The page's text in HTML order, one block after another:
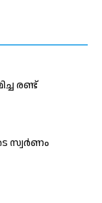
രണ്ട്
സ്വർണം